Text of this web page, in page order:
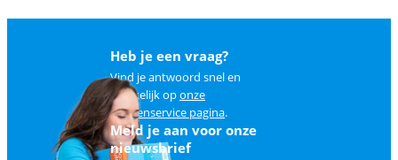
Heb je een vraag?
Vind je antwoord snel en
makkelijk oponze
klantenservice pagina.
Meld je aan voor onze
nieuwsbrief